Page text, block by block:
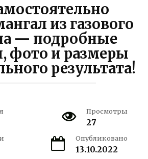
из газового
— подробные
фото и размеры
результата!
Просмотры
27
Опубликовано
13.10.2022